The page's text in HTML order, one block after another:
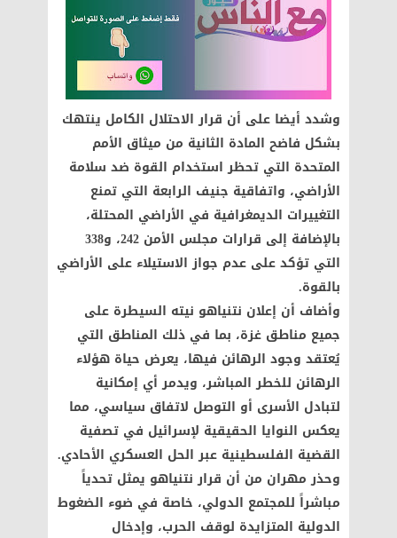
وشدد أيضا على أن قرار الاحتلال الكامل ينتهك
بشكل فاضح المادة الثانية من ميثاق الأمم
المتحدة التي تحظر استخدام القوة ضد سلامة
الأراضي، واتفاقية جنيف الرابعة التي تمنع
التغييرات الديمغرافية في الأراضي المحتلة،
بالإضافة إلى قرارات مجلس الأمن 242، و338
التي تؤكد على عدم جواز الاستيلاء على الأراضي
بالقوة.
وأضاف أن إعلان نتنياهو نيته السيطرة على
جميع مناطق غزة، بما في ذلك المناطق التي
يُعتقد وجود الرهائن فيها، يعرض حياة هؤلاء
الرهائن للخطر المباشر، ويدمر أي إمكانية
لتبادل الأسرى أو التوصل لاتفاق سياسي، مما
يعكس النوايا الحقيقية لإسرائيل في تصفية
القضية الفلسطينية عبر الحل العسكري الأحادي.
وحذر مهران من أن قرار نتنياهو يمثل تحدياً
مباشراً للمجتمع الدولي، خاصة في ضوء الضغوط
الدولية المتزايدة لوقف الحرب، وإدخال